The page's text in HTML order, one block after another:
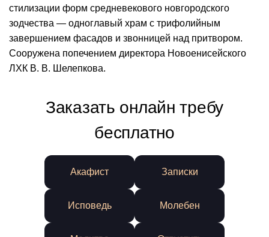
стилизации форм средневекового новгородского
зодчества — одноглавый храм с трифолийным
завершением фасадов и звонницей над притвором.
Сооружена попечением директора Новоенисейского
ЛХК В. В. Шелепкова.
Заказать онлайн требу
бесплатно
Акафист Записки
Исповедь Молебен